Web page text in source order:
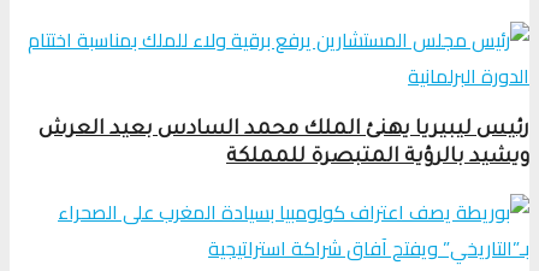
رئيس ليبيريا يهنئ الملك محمد السادس بعيد العرش
ويشيد بالرؤية المتبصرة للمملكة